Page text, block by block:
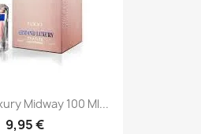
Midway 100 Ml...
9,95 €